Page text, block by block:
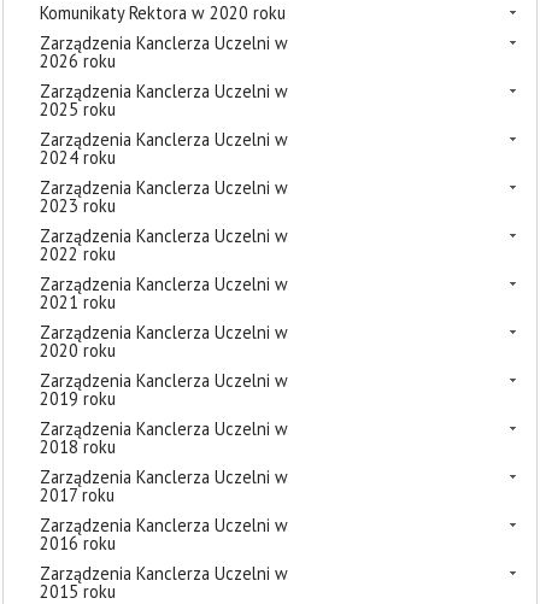
Komunikaty Rektora w 2020 roku
Zarządzenia Kanclerza Uczelni w
2026 roku
Zarządzenia Kanclerza Uczelni w
2025 roku
Zarządzenia Kanclerza Uczelni w
2024 roku
Zarządzenia Kanclerza Uczelni w
2023 roku
Zarządzenia Kanclerza Uczelni w
2022 roku
Zarządzenia Kanclerza Uczelni w
2021 roku
Zarządzenia Kanclerza Uczelni w
2020 roku
Zarządzenia Kanclerza Uczelni w
2019 roku
Zarządzenia Kanclerza Uczelni w
2018 roku
Zarządzenia Kanclerza Uczelni w
2017 roku
Zarządzenia Kanclerza Uczelni w
2016 roku
Zarządzenia Kanclerza Uczelni w
2015 roku